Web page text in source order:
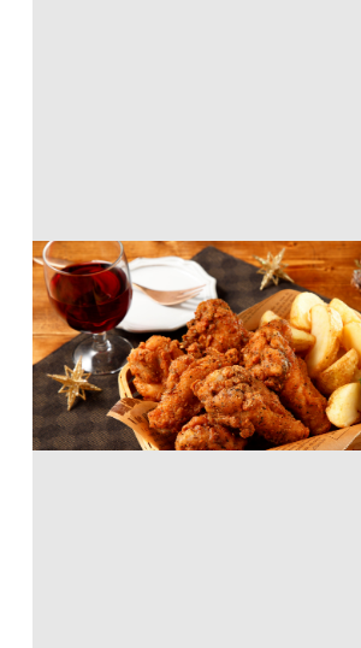
手羽元で作るフライドチキン
油・オリーブオイル